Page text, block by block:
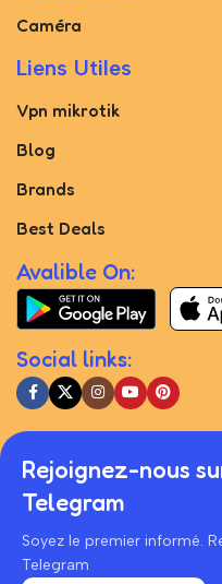
Caméra
Liens Utiles
Vpn mikrotik
Blog
Brands
Best Deals
Avalible On:
Social links:
Rejoignez-nous
Telegram
Soyez le premier informé.
Telegram